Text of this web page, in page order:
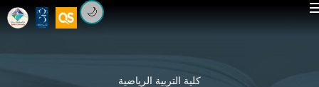
🌙
كلية التربية الرياضية